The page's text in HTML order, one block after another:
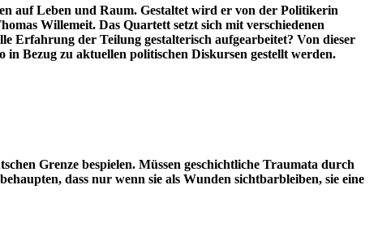
auf Leben und Raum. Gestaltet wird er von der Politikerin
Willemeit. Das Quartett setzt sich mit verschiedenen
Erfahrung der Teilung gestalterisch aufgearbeitet? Von dieser
Bezug zu aktuellen politischen Diskursen gestellt werden.
Grenze bespielen. Müssen geschichtliche Traumata durch
dass nur wenn sie als Wunden sichtbarbleiben, sie eine